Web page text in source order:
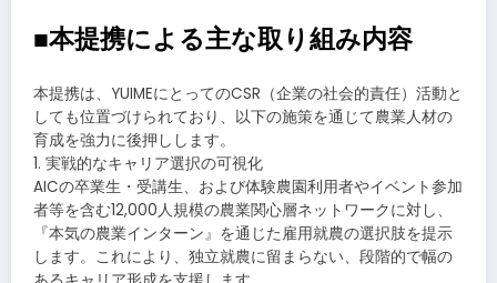
■本提携による主な取り組み内容
本提携は、YUIMEにとってのCSR（企業の社会的責任）活動と
しても位置づけられており、以下の施策を通じて農業人材の
育成を強力に後押しします。
1. 実戦的なキャリア選択の可視化
AICの卒業生・受講生、および体験農園利用者やイベント参加
者等を含む12,000人規模の農業関心層ネットワークに対し、
『本気の農業インターン』を通じた雇用就農の選択肢を提示
します。これにより、独立就農に留まらない、段階的で幅の